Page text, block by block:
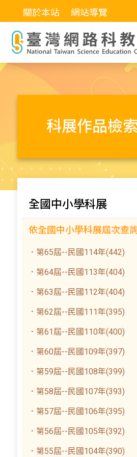
關於本站 網站導覽
科展作品檢索
全國中小學科展
依全國中小學科展屆次查
．第65屆--民國114年(442)
．第64屆--民國113年(404)
．第63屆--民國112年(404)
．第62屆--民國111年(395)
．第61屆--民國110年(400)
．第60屆--民國109年(397)
．第59屆--民國108年(399)
．第58屆--民國107年(393)
．第57屆--民國106年(395)
．第56屆--民國105年(392)
．第55屆--民國104年(390)